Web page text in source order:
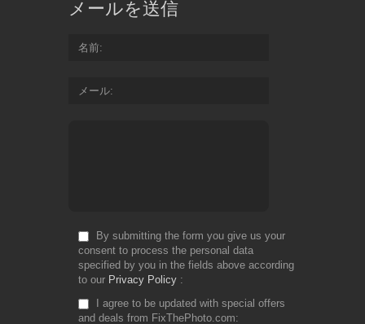
メールを送信
名前
メール
By submitting the form you give us your
consent to process the personal data
specified by you in the fields above according
to our Privacy Policy
I agree to be updated with special offers
and deals from FixThePhoto.com